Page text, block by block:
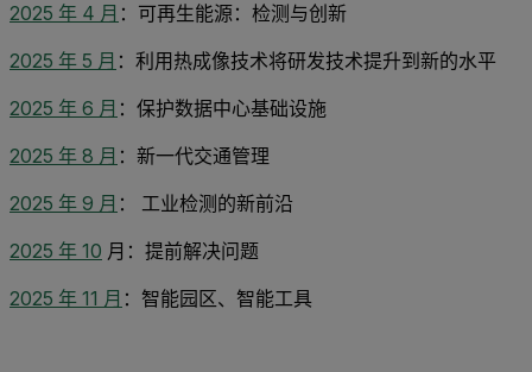
2025 年 4 月 ：可再生能源：检测与创新
2025 年 5 月 ：利用热成像技术将研发技术提升到新的水平
2025 年 6 月 ：保护数据中心基础设施
2025 年 8 月 ：新一代交通管理
2025 年 9 月 ： 工业检测的新前沿
2025 年 10 月：提前解决问题
2025 年 11 月 ：智能园区、智能工具